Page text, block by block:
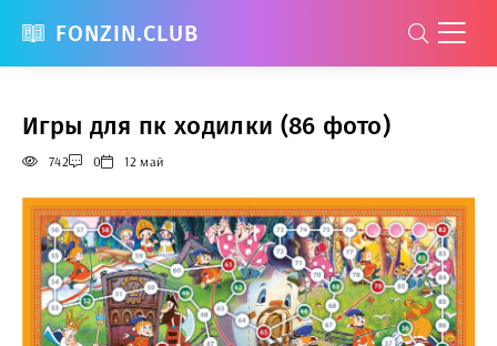
FONZIN.CLUB
Игры для пк ходилки (86 фото)
742 0 12 май